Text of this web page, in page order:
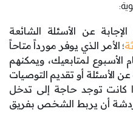
عن الأسئلة الشائعة
؛ الأمر الذي يوفر مورداً متاحاً
الأسبوع لمتابعيك، ويمكنهم
الأسئلة أو تقديم التوصيات
كانت توجد حاجة إلى تدخل
أن يربط الشخص بفريق